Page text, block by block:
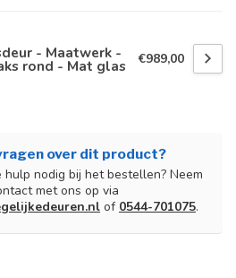
- Maatwerk -
rond - Mat glas €989,00
over dit product?
hulp nodig bij het bestellen? Neem
met ons op via
of 0544-701075.